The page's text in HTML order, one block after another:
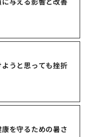
うと思っても挫折
を守るための暑さ